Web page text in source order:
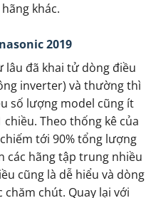
khác.
2019
lâu đã khai tử dòng điều
inverter) và thường thì
số lượng model cũng ít
Theo thống kê của
tới 90% tổng lượng
các hãng tập trung nhiều
cũng là dễ hiểu và dòng
chút. Quay lại với